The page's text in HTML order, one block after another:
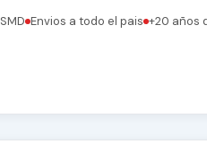
Envios a todo el pais +20 años